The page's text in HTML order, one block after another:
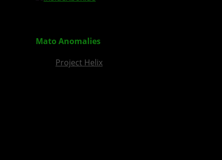
Mato Anomalies
Project Helix